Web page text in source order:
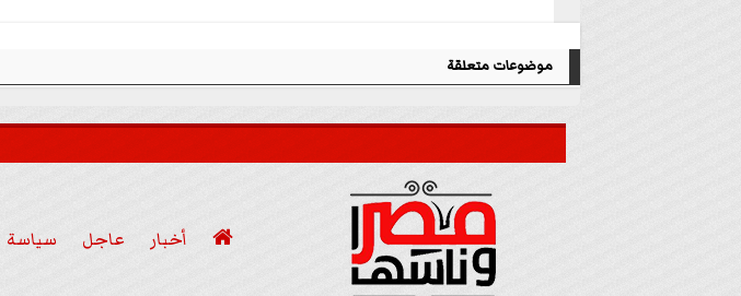
موضوعات متعلقة
 أخبار عاجل سياسة